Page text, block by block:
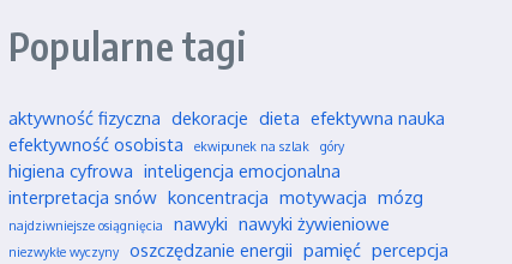
Popularne tagi
aktywność fizyczna dekoracje dieta efektywna nauka
efektywność osobista
ekwipunek na szlak góry
higiena cyfrowa inteligencja emocjonalna
interpretacja snów koncentracja motywacja mózg
najdziwniejsze osiągnięcia nawyki nawyki żywieniowe
niezwykłe wyczyny oszczędzanie energii pamięć percepcja